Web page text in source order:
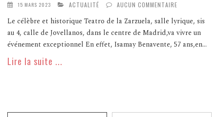
15 MARS 2023 ACTUALITÉ AUCUN COMMENTAIRE
Le célèbre et historique Teatro de la Zarzuela, salle lyrique, sis
au 4, calle de Jovellanos, dans le centre de Madrid,va vivre un
événement exceptionnel En effet, Isamay Benavente, 57 ans,en...
Lire la suite ...